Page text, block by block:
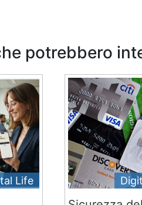
potrebbero
Life